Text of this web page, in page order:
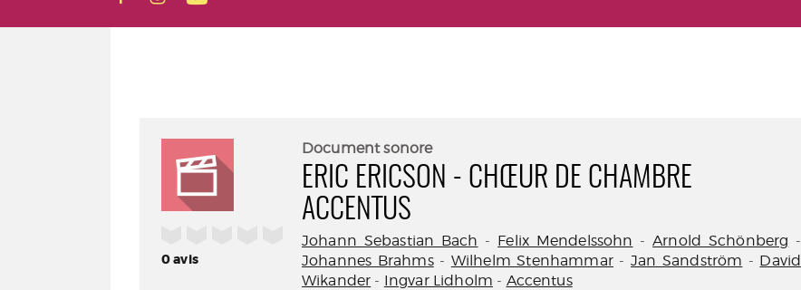
0avis
Document sonore
ERIC ERICSON - CHŒUR DE CHAMBRE
ACCENTUS
Johann Sebastian Bach - Felix Mendelssohn -Arnold Schönberg -
Johannes Brahms- Wilhelm Stenhammar- Jan Sandström - David
Wikander - Ingvar Lidholm - Accentus